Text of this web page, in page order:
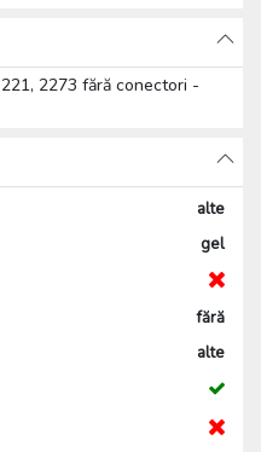
2273 fără conectori -
alte
gel
fără
alte